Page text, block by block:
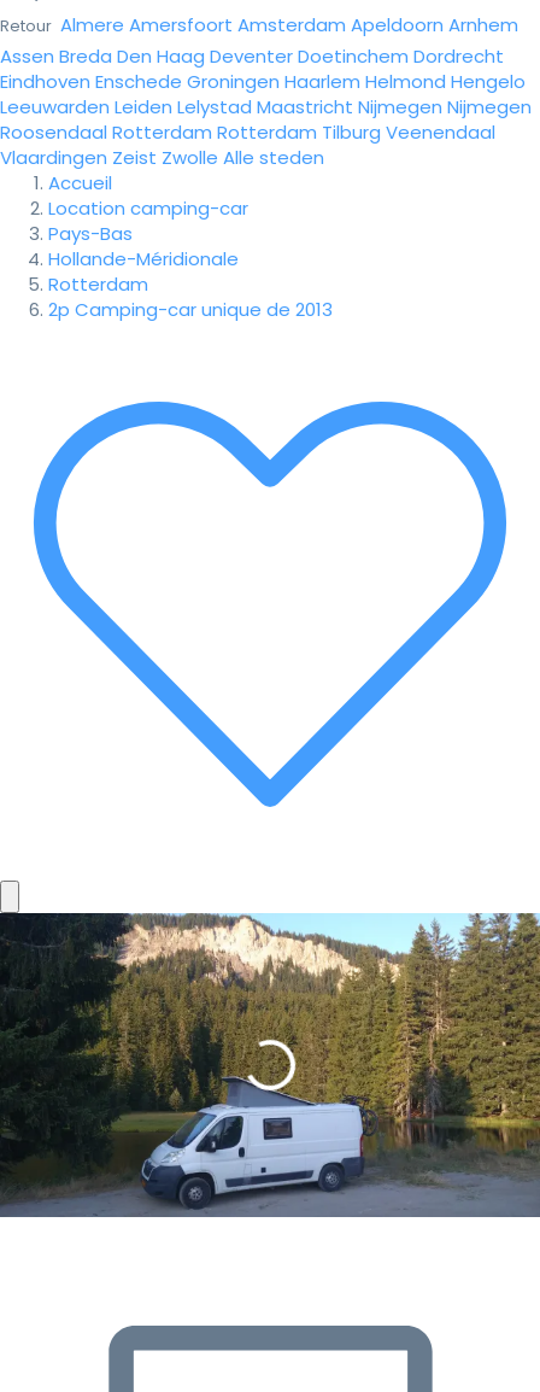
Retour Almere Amersfoort Amsterdam Apeldoorn Arnhem
Assen Breda Den Haag DeventerDoetinchem Dordrecht
Eindhoven Enschede Groningen Haarlem Helmond Hengelo
Leeuwarden Leiden Lelystad Maastricht Nijmegen Nijmegen
Roosendaal Rotterdam Rotterdam Tilburg Veenendaal
Vlaardingen Zeist Zwolle Alle steden
Accueil
Location camping-car
Pays-Bas
Hollande-Méridionale
Rotterdam
2p Camping-car unique de 2013